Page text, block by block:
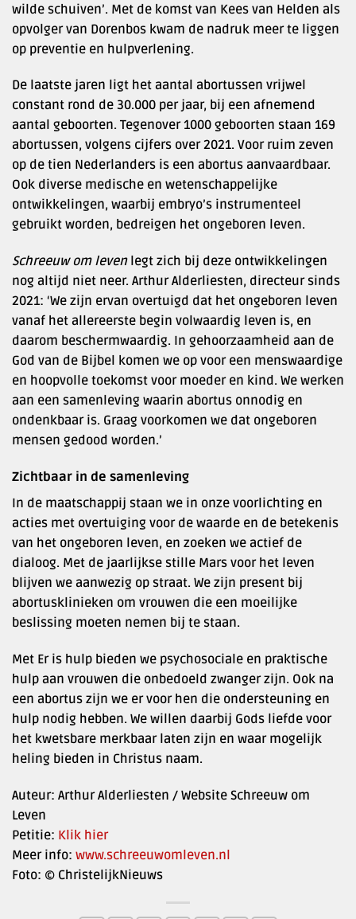
wilde schuiven’. Met de komst van Kees van Helden als
opvolger van Dorenbos kwam de nadruk meer te liggen
op preventie en hulpverlening.
De laatste jaren ligt het aantal abortussen vrijwel
constant rond de 30.000 per jaar, bij een afnemend
aantal geboorten. Tegenover 1000 geboorten staan 169
abortussen, volgens cijfers over 2021. Voor ruim zeven
op de tien Nederlanders is een abortus aanvaardbaar.
Ook diverse medische en wetenschappelijke
ontwikkelingen, waarbij embryo’s instrumenteel
gebruikt worden, bedreigen het ongeboren leven.
Schreeuw om leven legt zich bij deze ontwikkelingen
nog altijd niet neer. Arthur Alderliesten, directeur sinds
2021: ‘We zijn ervan overtuigd dat het ongeboren leven
vanaf het allereerste begin volwaardig leven is, en
daarom beschermwaardig. In gehoorzaamheid aan de
God van de Bijbel komen we op voor een menswaardige
en hoopvolle toekomst voor moeder en kind. We werken
aan een samenleving waarin abortus onnodig en
ondenkbaar is. Graag voorkomen we dat ongeboren
mensen gedood worden.’
Zichtbaar in de samenleving
In de maatschappij staan we in onze voorlichting en
acties met overtuiging voor de waarde en de betekenis
van het ongeboren leven, en zoeken we actief de
dialoog. Met de jaarlijkse stille Mars voor het leven
blijven we aanwezig op straat. We zijn present bij
abortusklinieken om vrouwen die een moeilijke
beslissing moeten nemen bij te staan.
Met Er is hulp bieden we psychosociale en praktische
hulp aan vrouwen die onbedoeld zwanger zijn. Ook na
een abortus zijn we er voor hen die ondersteuning en
hulp nodig hebben. We willen daarbij Gods liefde voor
het kwetsbare merkbaar laten zijn en waar mogelijk
heling bieden in Christus naam.
Auteur: Arthur Alderliesten / Website Schreeuw om
Leven
Petitie: Klik hier
Meer info: www.schreeuwomleven.nl
Foto: © ChristelijkNieuws